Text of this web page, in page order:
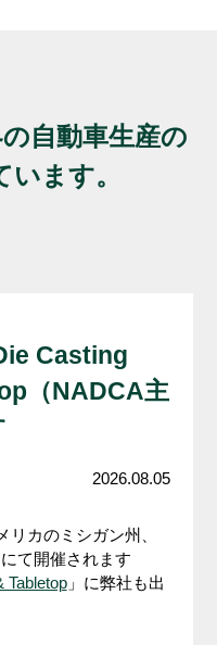
自動車生産の
ます。
Casting
（NADCA主
2026.08.05
リカのミシガン州、
て開催されます
Tabletop」に弊社も出